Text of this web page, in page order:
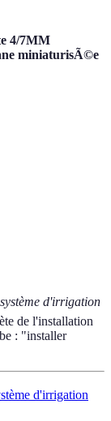
4/7MM
miniaturisÃ©e
d'irrigation
de l'installation
: "installer
d'irrigation